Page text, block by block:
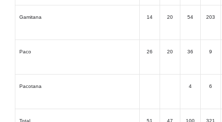
Gamitana 14 20 54 203
Paco 26 20 36 9
Pacotana 4 6